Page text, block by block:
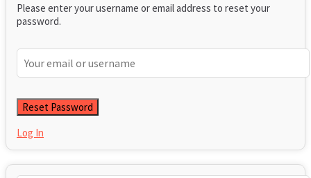
Please enter your username or email address to reset your
password.
Log In